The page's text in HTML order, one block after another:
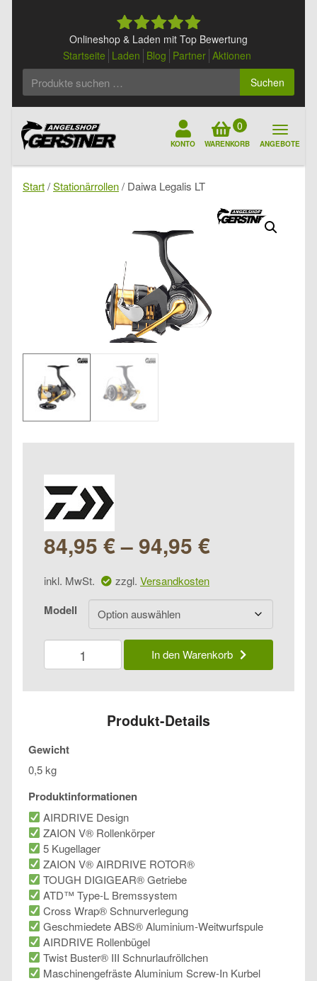
Onlineshop & Laden mit Top Bewertung
Startseite Laden Blog Partner Aktionen
Suchen
KONTO
0
WARENKORB ANGEBOTE
Start/Stationärrollen/ Daiwa Legalis LT
84,95 €– 94,95 €
inkl. MwSt. zzgl. Versandkosten
Modell
Daiwa
LT
Menge
In den Warenkorb
Produkt-Details
Gewicht
0,5 kg
Produktinformationen
AIRDRIVE Design
ZAION V® Rollenkörper
5 Kugellager
ZAION V® AIRDRIVE ROTOR®
TOUGH DIGIGEAR® Getriebe
ATD™ Type-L Bremssystem
Cross Wrap® Schnurverlegung
Geschmiedete ABS® Aluminium-Weitwurfspule
AIRDRIVE Rollenbügel
Twist Buster® III Schnurlaufröllchen
Maschinengefräste Aluminium Screw-In Kurbel